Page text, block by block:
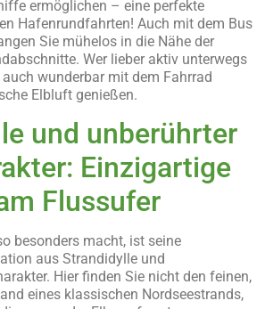
ermöglichen – eine perfekte
Hafenrundfahrten! Auch mit dem Bus
Sie mühelos in die Nähe der
Wer lieber aktiv unterwegs
wunderbar mit dem Fahrrad
Elbluft genießen.
und unberührter
Einzigartige
Flussufer
besonders macht, ist seine
aus Strandidylle und
Hier finden Sie nicht den feinen,
eines klassischen Nordseestrands,